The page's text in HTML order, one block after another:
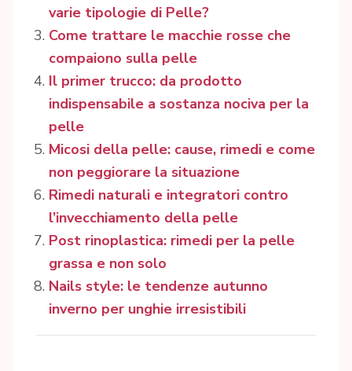
varie tipologie di Pelle?
Come trattare le macchie rosse che
compaiono sulla pelle
Il primer trucco: da prodotto
indispensabile a sostanza nociva per la
pelle
Micosi della pelle: cause, rimedi e come
non peggiorare la situazione
Rimedi naturali e integratori contro
l’invecchiamento della pelle
Post rinoplastica: rimedi per la pelle
grassa e non solo
Nails style: le tendenze autunno
inverno per unghie irresistibili